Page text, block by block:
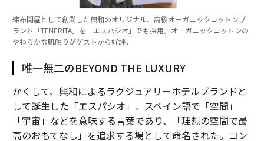
綿布問屋として創業した興和のオリジナル、高級オーガニックコットンブ
ランド「TENERITA」を「エスパシオ」でも採用。オーガニックコットンの
やわらかな肌触りがゲストから好評。
唯一無二のBEYOND THE LUXURY
かくして、興和によるラグジュアリーホテルブランドと
して誕生した「エスパシオ」。スペイン語で「空間」
「宇宙」などを意味する言葉であり、「理想の空間で最
高のおもてなし」を追求する場として命名された。コン